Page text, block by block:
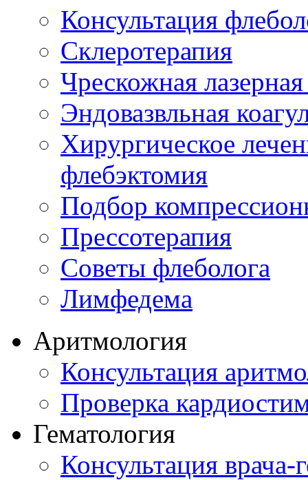
Консультация
Склеротерапия
Чрескожная
Эндовазвльная
Хирургическое
флебэктомия
Подбор
Прессотерапия
Советы флеболога
Лимфедема
Аритмология
Консультация
Проверка
Гематология
Консультация врача-